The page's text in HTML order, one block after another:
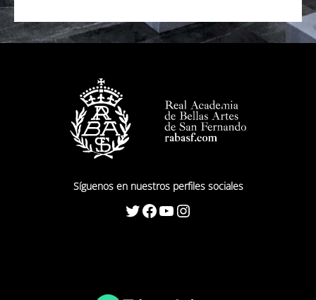
Síguenos en nuestros perfiles sociales
Twitter Facebook YouTube Instagram